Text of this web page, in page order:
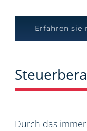
Erfahren sie
Durch das